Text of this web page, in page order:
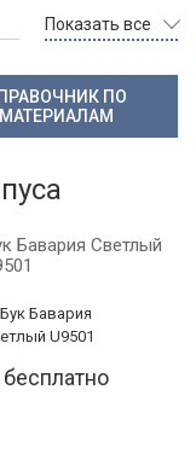
Показать все
ПО
МАТЕРИАЛАМ
Бавария Светлый
бесплатно